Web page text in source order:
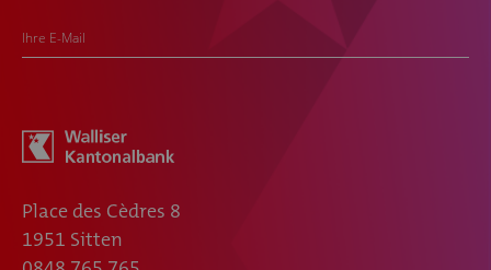
Ihre E-Mail
Place des Cèdres 8
1951 Sitten